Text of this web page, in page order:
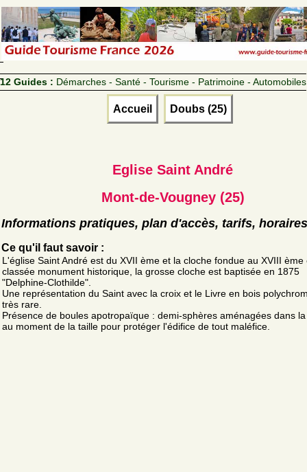
12 Guides : Démarches - Santé - Tourisme - Patrimoine - Automobiles
Accueil Doubs (25)
Eglise Saint André
Mont-de-Vougney (25)
Informations pratiques, plan d'accès, tarifs, horaires
Ce qu'il faut savoir :
L'église Saint André est du XVII ème et la cloche fondue au XVIII ème
classée monument historique, la grosse cloche est baptisée en 1875
"Delphine-Clothilde".
Une représentation du Saint avec la croix et le Livre en bois
très rare.
Présence de boules apotropaïque : demi-sphères aménagées dans
au moment de la taille pour protéger l'édifice de tout maléfice.